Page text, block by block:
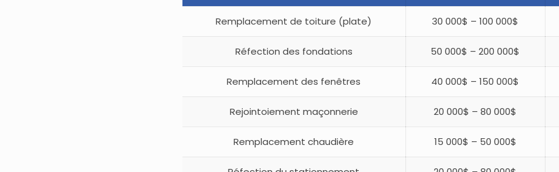
Remplacement de toiture (plate) 30 000$ – 100 000$
Réfection des fondations 50 000$ – 200 000$
Remplacement des fenêtres 40 000$ – 150 000$
Rejointoiement maçonnerie 20 000$ – 80 000$
Remplacement chaudière 15 000$ – 50 000$